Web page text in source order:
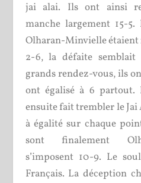
jai alai. Ils ont ainsi
manche largement 15-
Olharan-Minvielle étaient
2-6, la défaite semblait
grands rendez-vous, ils
ont égalisé à 6 partout.
ensuite fait trembler le
à égalité sur chaque
sont finalement
s’imposent 10-9. Le
Français. La déception